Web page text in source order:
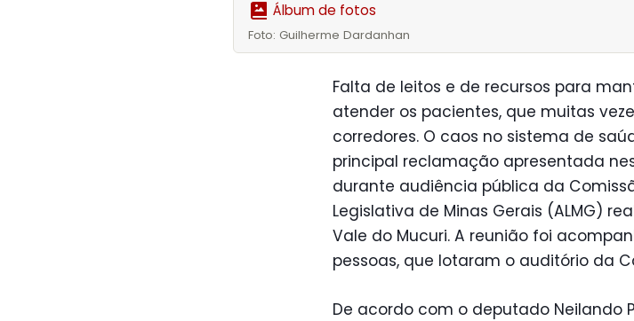
Álbum de fotos
Foto: Guilherme Dardanhan
Falta de leitos e de recursos para
atender os pacientes, que muitas
corredores. O caos no sistema de
principal reclamação apresentada
durante audiência pública da
Legislativa de Minas Gerais (ALMG)
Vale do Mucuri. A reunião foi
pessoas, que lotaram o auditório da
De acordo com o deputado Neilando